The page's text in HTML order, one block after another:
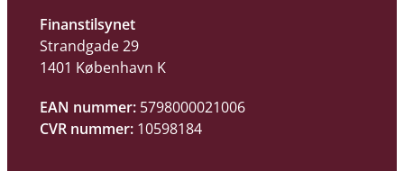
Finanstilsynet
Strandgade 29
1401 København K
EAN nummer: 5798000021006
CVR nummer: 10598184